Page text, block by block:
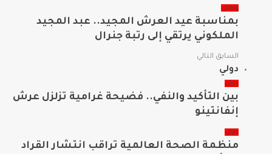
وطني
بمناسبة عيد العرش المجيد.. عبد المجيد
الملكوني يرتقي إلى رتبة جنرال
السابق التالي
دولي
دولي
بين التأكيد والنفي.. فضيحة غرامية تزلزل عرش
إنفانتينو
دولي
منظمة الصحة العالمية تراقب انتشار القراد